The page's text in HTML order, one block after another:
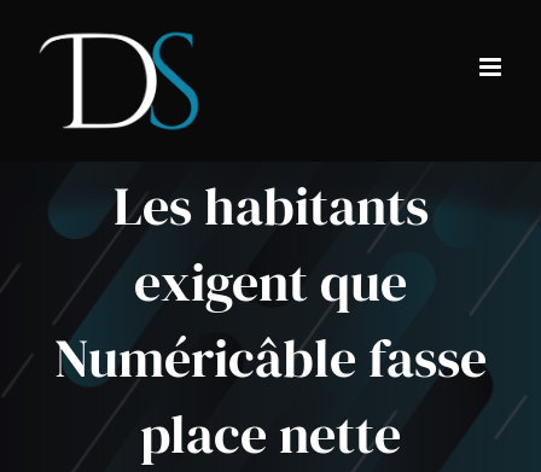
Les habitants
exigent que
Numéricâble fasse
place nette